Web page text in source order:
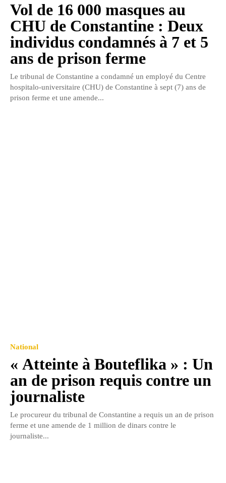
Vol de 16 000 masques au
CHU de Constantine : Deux
individus condamnés à 7 et 5
ans de prison ferme
Le tribunal de Constantine a condamné un employé du Centre
hospitalo-universitaire (CHU) de Constantine à sept (7) ans de
prison ferme et une amende...
National
« Atteinte à Bouteflika » : Un
an de prison requis contre un
journaliste
Le procureur du tribunal de Constantine a requis un an de prison
ferme et une amende de 1 million de dinars contre le
journaliste...